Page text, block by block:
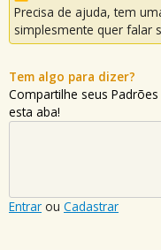
Precisa de ajuda, tem
simplesmente quer falar
Tem algo para dizer?
Compartilhe seus
esta aba!
Entrar ou Cadastrar